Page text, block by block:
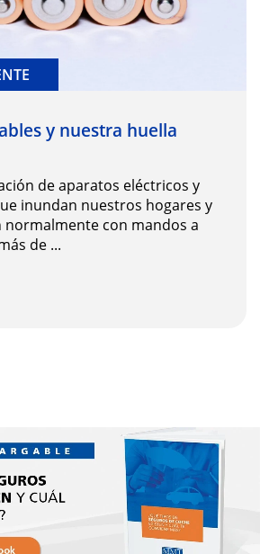
y nuestra huella
de aparatos eléctricos y
inundan nuestros hogares y
normalmente con mandos a
de ...